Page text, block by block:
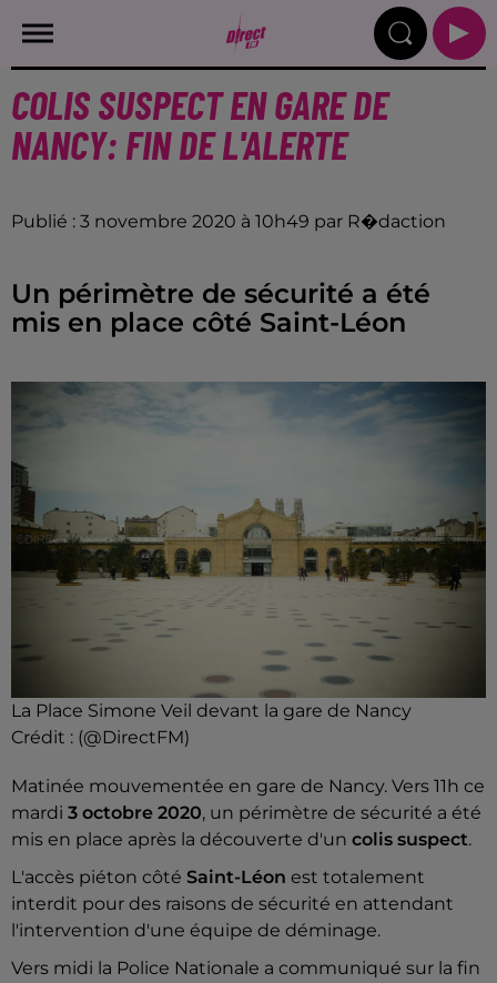
COLIS SUSPECT EN GARE DE
NANCY: FIN DE L'ALERTE
Publié : 3 novembre 2020 à 10h49 par R�daction
Un périmètre de sécurité a été
mis en place côté Saint-Léon
La Place Simone Veil devant la gare de Nancy
Crédit : (@DirectFM)
Matinée mouvementée en gare de Nancy. Vers 11h ce
mardi 3 octobre 2020, un périmètre de sécurité a été
mis en place après la découverte d'un colis suspect.
L'accès piéton côté Saint-Léon est totalement
interdit pour des raisons de sécurité en attendant
l'intervention d'une équipe de déminage.
Vers midi la Police Nationale a communiqué sur la fin